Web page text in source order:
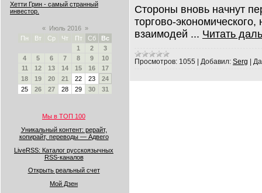
Хетти Грин - самый странный
инвестор.
« Июль 2016 »
Пн
Вт Ср Чт Пт Сб
Вс
1
2
3
4
5 6 7 8 9
10
11
12 13 14 15 16
17
18
19 20 21 22 23
24
25
26 27 28 29 30 31
Мы в ТОП 100
Уникальный контент: рерайт,
копирайт, переводы — Адвего
LiveRSS: Каталог русскоязычных
RSS-каналов
Открыть реальный счет
Мой Дзен
Стороны вновь начнут
торгово-экономического,
взаимодей ... Читать
Просмотров: 1055 | Добавил: Serg |